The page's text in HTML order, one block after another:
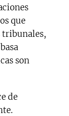
que
tribunales,
son
de